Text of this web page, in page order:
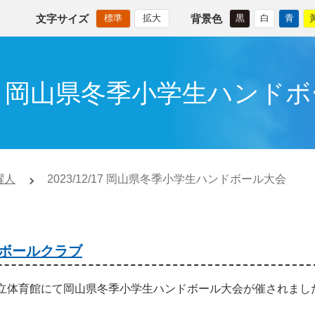
文字サイズ 標準 拡大 背景色 黒 白 青
山県冬季小学生ハンド
2023/12/17 岡山県冬季小学生ハンドボール大会
ールクラブ
体育館にて岡山県冬季小学生ハンドボール大会が催されまし